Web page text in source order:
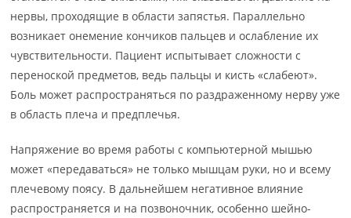
нервы, проходящие в области запястья. Параллельно
возникает онемение кончиков пальцев и ослабление их
чувствительности. Пациент испытывает сложности с
переноской предметов, ведь пальцы и кисть «слабеют».
Боль может распространяться по раздраженному нерву уже
в область плеча и предплечья.
Напряжение во время работы с компьютерной мышью
может «передаваться» не только мышцам руки, но и всему
плечевому поясу. В дальнейшем негативное влияние
распространяется и на позвоночник, особенно шейно-